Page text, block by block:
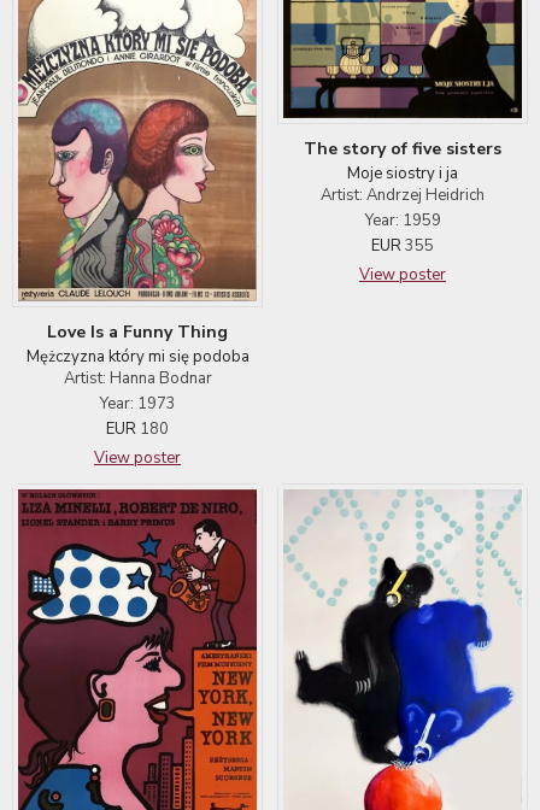
Love Is a Funny Thing
Mężczyzna który mi się podoba
Artist: Hanna Bodnar
Year: 1973
EUR 180
View poster
The story of five sisters
Moje siostry i ja
Artist: Andrzej Heidrich
Year: 1959
EUR355
View poster